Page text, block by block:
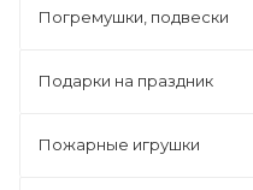
Погремушки, подвески
Подарки на праздник
Пожарные игрушки